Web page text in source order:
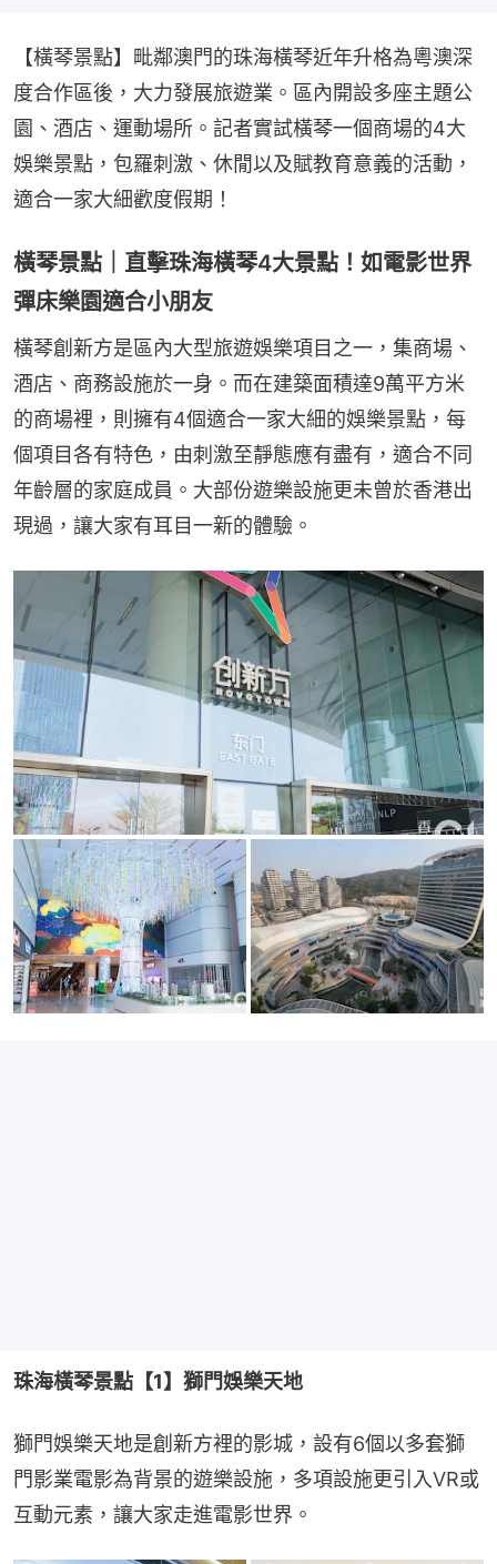
【橫琴景點】毗鄰澳門的珠海橫琴近年升格為粵澳深
度合作區後，大力發展旅遊業。區內開設多座主題公
園、酒店、運動場所。記者實試橫琴一個商場的4大
娛樂景點，包羅刺激、休閒以及賦教育意義的活動，
適合一家大細歡度假期！
橫琴景點｜直擊珠海橫琴4大景點！如電影世界
彈床樂園適合小朋友
橫琴創新方是區內大型旅遊娛樂項目之一，集商場、
酒店、商務設施於一身。而在建築面積達9萬平方米
的商場裡，則擁有4個適合一家大細的娛樂景點，每
個項目各有特色，由刺激至靜態應有盡有，適合不同
年齡層的家庭成員。大部份遊樂設施更未曾於香港出
現過，讓大家有耳目一新的體驗。
珠海橫琴景點【1】獅門娛樂天地
獅門娛樂天地是創新方裡的影城，設有6個以多套獅
門影業電影為背景的遊樂設施，多項設施更引入VR或
互動元素，讓大家走進電影世界。